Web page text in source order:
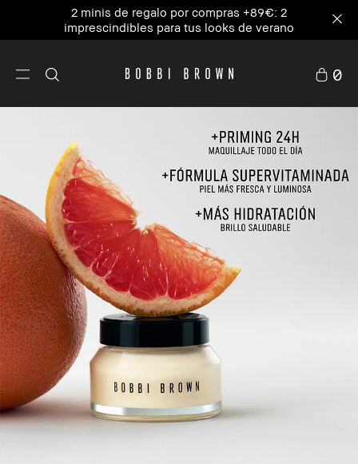
Nuestra Nº1, la combinación perfecta de
hidratante y primer. NUEVA Vitamin Enriched Face
Base+
0